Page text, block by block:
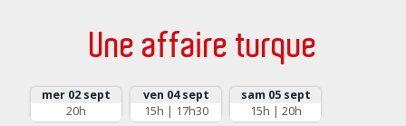
Une affaire turque
mer 02 sept
20h
ven 04 sept
15h | 17h30
sam 05 sept
15h | 20h